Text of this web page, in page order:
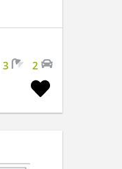
3 2